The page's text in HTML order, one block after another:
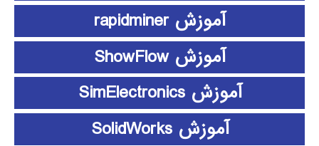
آموزش rapidminer
آموزش ShowFlow
آموزش SimElectronics
آموزش SolidWorks